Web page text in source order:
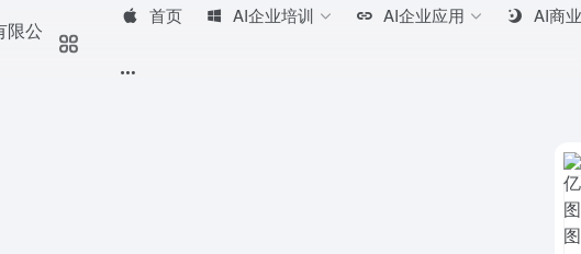
首页 AI企业培训 AI企业应用 AI商